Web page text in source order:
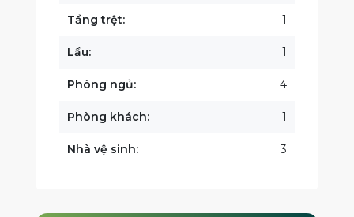
Tầng trệt: 1
Lầu: 1
Phòng ngủ: 4
Phòng khách: 1
Nhà vệ sinh: 3